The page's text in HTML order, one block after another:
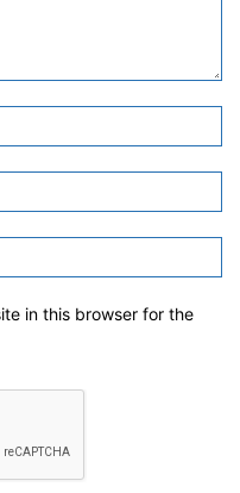
in this browser for the